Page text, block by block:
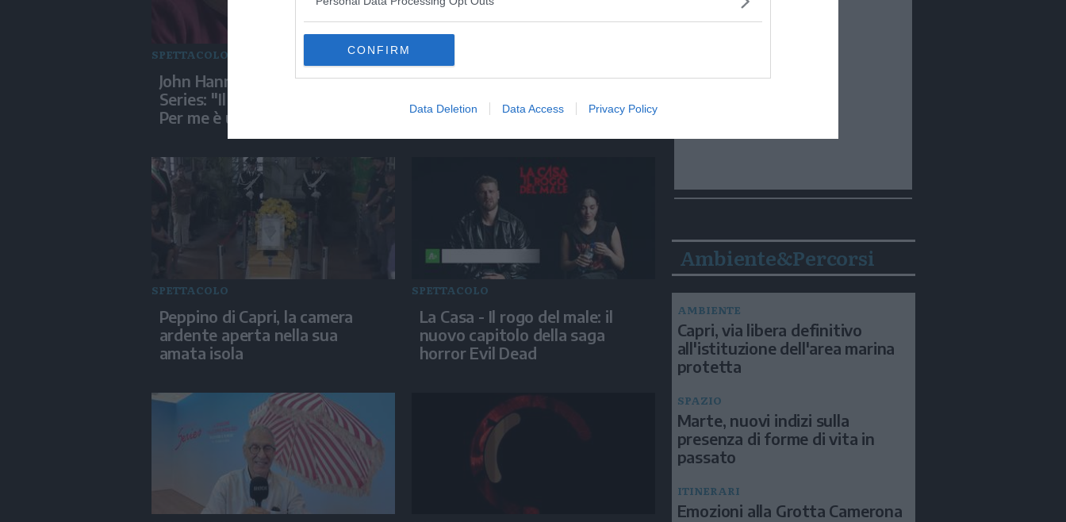
CONFIRM
Data Deletion Data Access Privacy Policy
SPETTACOLO
John Hannah all'Italian Global
Series: "Il cinema d'avventura?
Per me è una sfida"
L'ultimo saluto a Peppino di
Capri, la bara in Piazzetta tra
gli applausi
SPETTACOLO
Peppino di Capri, la camera
ardente aperta nella sua
amata isola
SPETTACOLO
La Casa - Il rogo del male: il
nuovo capitolo della saga
horror Evil Dead
Ambiente&Percorsi
AMBIENTE
Capri, via libera definitivo
all'istituzione dell'area marina
protetta
SPAZIO
Marte, nuovi indizi sulla
presenza di forme di vita in
passato
ITINERARI
Emozioni alla Grotta Camerona